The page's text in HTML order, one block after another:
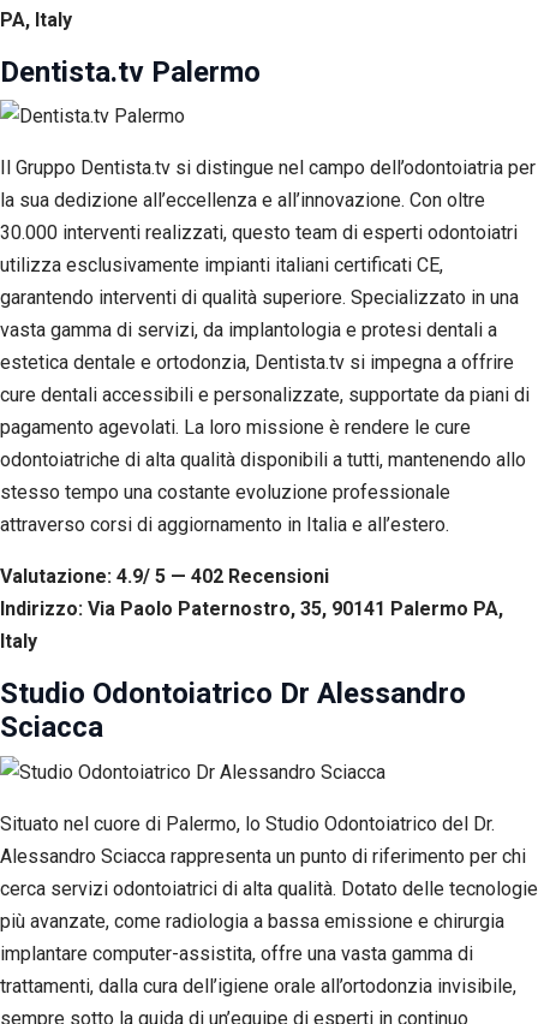
PA, Italy
Dentista.tv Palermo
Il Gruppo Dentista.tv si distingue nel campo dell’odontoiatria per
la sua dedizione all’eccellenza e all’innovazione. Con oltre
30.000 interventi realizzati, questo team di esperti odontoiatri
utilizza esclusivamente impianti italiani certificati CE,
garantendo interventi di qualità superiore. Specializzato in una
vasta gamma di servizi, da implantologia e protesi dentali a
estetica dentale e ortodonzia, Dentista.tv si impegna a offrire
cure dentali accessibili e personalizzate, supportate da piani di
pagamento agevolati. La loro missione è rendere le cure
odontoiatriche di alta qualità disponibili a tutti, mantenendo allo
stesso tempo una costante evoluzione professionale
attraverso corsi di aggiornamento in Italia e all’estero.
Valutazione: 4.9/ 5 — 402 Recensioni
Indirizzo: Via Paolo Paternostro, 35, 90141 Palermo PA,
Italy
Studio Odontoiatrico Dr Alessandro
Sciacca
Situato nel cuore di Palermo, lo Studio Odontoiatrico del Dr.
Alessandro Sciacca rappresenta un punto di riferimento per chi
cerca servizi odontoiatrici di alta qualità. Dotato delle tecnologie
più avanzate, come radiologia a bassa emissione e chirurgia
implantare computer-assistita, offre una vasta gamma di
trattamenti, dalla cura dell’igiene orale all’ortodonzia invisibile,
sempre sotto la guida di un’equipe di esperti in continuo